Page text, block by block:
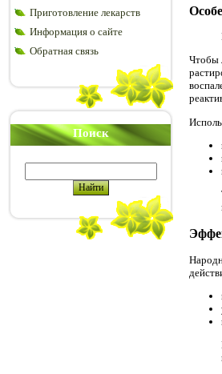
Приготовление лекарств
Информация о сайте
Обратная связь
Поиск
Чтобы